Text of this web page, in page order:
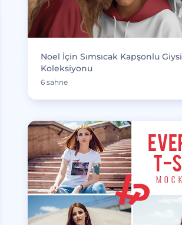
Noel İçin Sımsıcak Kapşonlu Giysi
Koleksiyonu
6 sahne